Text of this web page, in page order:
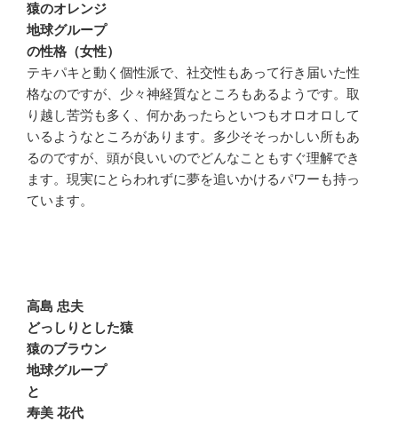
猿のオレンジ
地球グループ
の性格（女性）
テキパキと動く個性派で、社交性もあって行き届いた性
格なのですが、少々神経質なところもあるようです。取
り越し苦労も多く、何かあったらといつもオロオロして
いるようなところがあります。多少そそっかしい所もあ
るのですが、頭が良いいのでどんなこともすぐ理解でき
ます。現実にとらわれずに夢を追いかけるパワーも持っ
ています。
高島 忠夫
どっしりとした猿
猿のブラウン
地球グループ
と
寿美 花代